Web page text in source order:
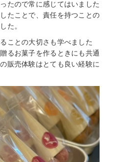
たので常に感じてはいました
たことで、責任を持つことの
た。
ことの大切さも学べました
るお菓子を作るときにも共通
販売体験はとても良い経験に